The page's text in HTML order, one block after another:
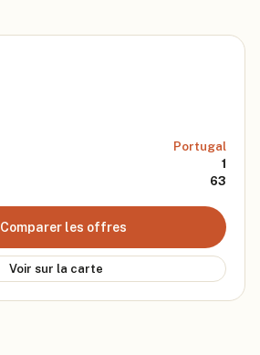
Portugal
1
63
Comparer les offres
Voir sur la carte